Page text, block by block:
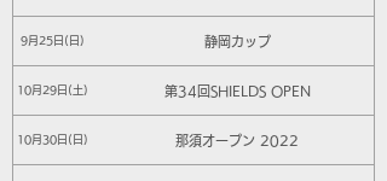
9月25日(日) 静岡カップ
10月29日(土) 第34回SHIELDS OPEN
10月30日(日) 那須オープン 2022